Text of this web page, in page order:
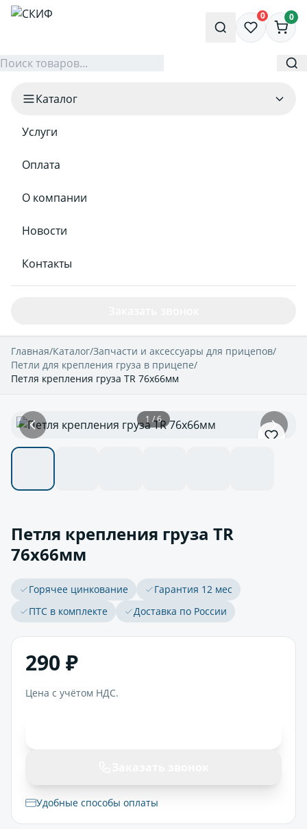
0 0
Каталог
Услуги
Оплата
О компании
Новости
Контакты
Главная/Каталог/Запчасти и аксессуары для прицепов/
Петли для крепления груза в прицепе/
Петля крепления груза TR 76x66мм
1 / 6
Петля крепления груза TR
76x66мм
Горячее цинкование
Гарантия 12 мес
ПТС в комплекте
Доставка по России
290 ₽
Цена с учётом НДС.
Удобные способы оплаты